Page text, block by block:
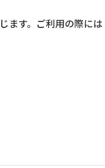
ます。ご利用の際には